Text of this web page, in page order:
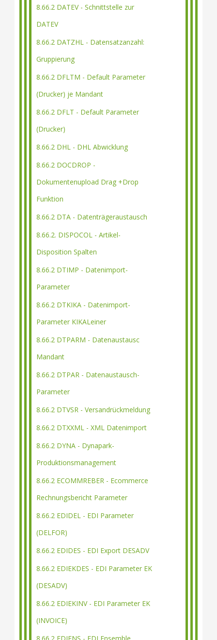
8.66.2 DATEV - Schnittstelle zur
DATEV
8.66.2 DATZHL - Datensatzanzahl:
Gruppierung
8.66.2 DFLTM - Default Parameter
(Drucker) je Mandant
8.66.2 DFLT - Default Parameter
(Drucker)
8.66.2 DHL - DHL Abwicklung
8.66.2 DOCDROP -
Dokumentenupload Drag +Drop
Funktion
8.66.2 DTA - Datenträgeraustausch
8.66.2. DISPOCOL - Artikel-
Disposition Spalten
8.66.2 DTIMP - Datenimport-
Parameter
8.66.2 DTKIKA - Datenimport-
Parameter KIKALeiner
8.66.2 DTPARM - Datenaustausc
Mandant
8.66.2 DTPAR - Datenaustausch-
Parameter
8.66.2 DTVSR - Versandrückmeldung
8.66.2 DTXXML - XML Datenimport
8.66.2 DYNA - Dynapark-
Produktionsmanagement
8.66.2 ECOMMREBER - Ecommerce
Rechnungsbericht Parameter
8.66.2 EDIDEL - EDI Parameter
(DELFOR)
8.66.2 EDIDES - EDI Export DESADV
8.66.2 EDIEKDES - EDI Parameter EK
(DESADV)
8.66.2 EDIEKINV - EDI Parameter EK
(INVOICE)